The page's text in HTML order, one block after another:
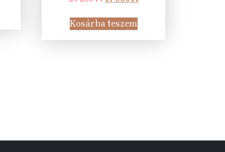
Ft.
was:
29
250 Ft.
990 Ft.
Kosárba teszem